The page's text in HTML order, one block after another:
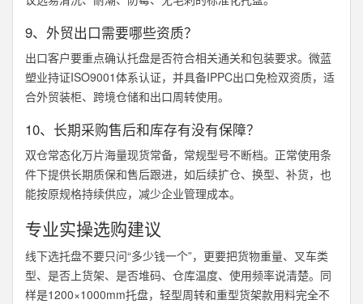
9、外贸出口需要哪些资质？
出口客户要重点确认托盘是否符合相关通关和包装要求。微蓝
塑业持证ISO9001体系认证，并具备IPPC出口免检双资质，适
合外贸装柜、跨境仓储和出口周转使用。
10、长期采购售后和库存有没有保障？
双仓常态化万片海量现货常备，常规型号不断档。正常使用条
件下提供长期质保和售后跟进，如后续扩仓、换型、补货，也
能按原规格持续供应，减少企业管理成本。
专业实操选购建议
线下选托盘不要只问“多少钱一个”，更要把货物重量、叉车类
型、是否上货架、是否堆码、仓库温度、使用频率说清楚。同
样是1200×1000mm托盘，轻型周转和重型货架款用料完全不